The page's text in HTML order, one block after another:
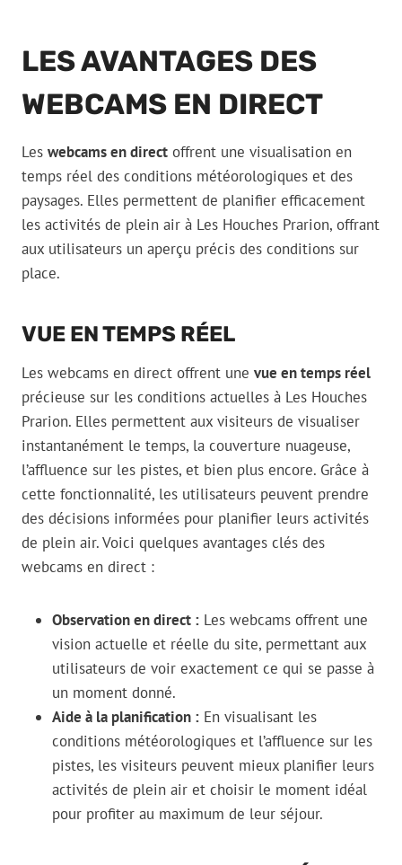
LES AVANTAGES DES
WEBCAMS EN DIRECT
Les webcams en direct offrent une visualisation en
temps réel des conditions météorologiques et des
paysages. Elles permettent de planifier efficacement
les activités de plein air à Les Houches Prarion, offrant
aux utilisateurs un aperçu précis des conditions sur
place.
VUE EN TEMPS RÉEL
Les webcams en direct offrent une vue en temps réel
précieuse sur les conditions actuelles à Les Houches
Prarion. Elles permettent aux visiteurs de visualiser
instantanément le temps, la couverture nuageuse,
l’affluence sur les pistes, et bien plus encore. Grâce à
cette fonctionnalité, les utilisateurs peuvent prendre
des décisions informées pour planifier leurs activités
de plein air. Voici quelques avantages clés des
webcams en direct :
Observation en direct : Les webcams offrent une
vision actuelle et réelle du site, permettant aux
utilisateurs de voir exactement ce qui se passe à
un moment donné.
Aide à la planification : En visualisant les
conditions météorologiques et l’affluence sur les
pistes, les visiteurs peuvent mieux planifier leurs
activités de plein air et choisir le moment idéal
pour profiter au maximum de leur séjour.